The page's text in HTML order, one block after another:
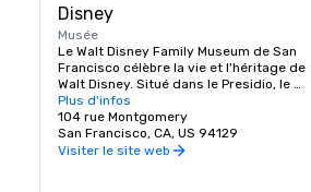
Disney
Musée
Le Walt Disney Family Museum de San
Francisco célèbre la vie et l'héritage de
Walt Disney. Situé dans le Presidio, le
musée présente dix galeries présentant
des œuvres d'art originales, des
esquisses d'animation anciennes et des
expositions interactives. Les points forts
Plus d'infos
104 rue Montgomery
San Francisco, CA, US 94129
Visiter le site web